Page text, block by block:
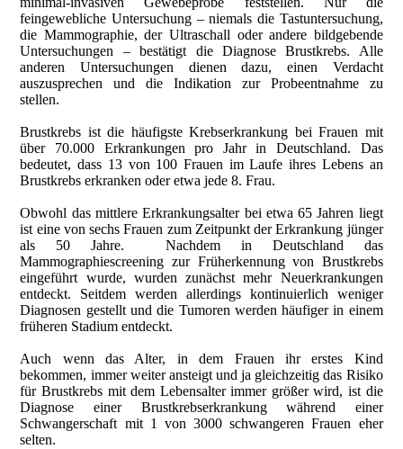
feingewebliche Untersuchung – niemals die Tastuntersuchung,
die Mammographie, der Ultraschall oder andere bildgebende
Untersuchungen – bestätigt die Diagnose Brustkrebs. Alle
anderen Untersuchungen dienen dazu, einen Verdacht
auszusprechen und die Indikation zur Probeentnahme zu
stellen.
Brustkrebs ist die häufigste Krebserkrankung bei Frauen mit
über 70.000 Erkrankungen pro Jahr in Deutschland. Das
bedeutet, dass 13 von 100 Frauen im Laufe ihres Lebens an
Brustkrebs erkranken oder etwa jede 8. Frau.
Obwohl das mittlere Erkrankungsalter bei etwa 65 Jahren liegt
ist eine von sechs Frauen zum Zeitpunkt der Erkrankung jünger
als 50 Jahre. Nachdem in Deutschland das
Mammographiescreening zur Früherkennung von Brustkrebs
eingeführt wurde, wurden zunächst mehr Neuerkrankungen
entdeckt. Seitdem werden allerdings kontinuierlich weniger
Diagnosen gestellt und die Tumoren werden häufiger in einem
früheren Stadium entdeckt.
Auch wenn das Alter, in dem Frauen ihr erstes Kind
bekommen, immer weiter ansteigt und ja gleichzeitig das Risiko
für Brustkrebs mit dem Lebensalter immer größer wird, ist die
Diagnose einer Brustkrebserkrankung während einer
Schwangerschaft mit 1 von 3000 schwangeren Frauen eher
selten.